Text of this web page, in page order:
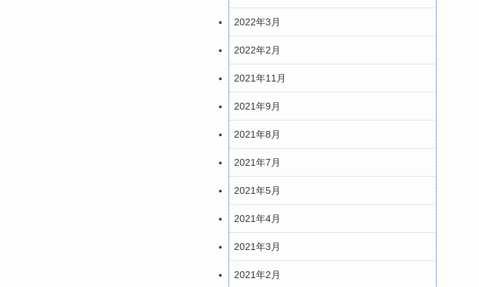
2022年3月
2022年2月
2021年11月
2021年9月
2021年8月
2021年7月
2021年5月
2021年4月
2021年3月
2021年2月